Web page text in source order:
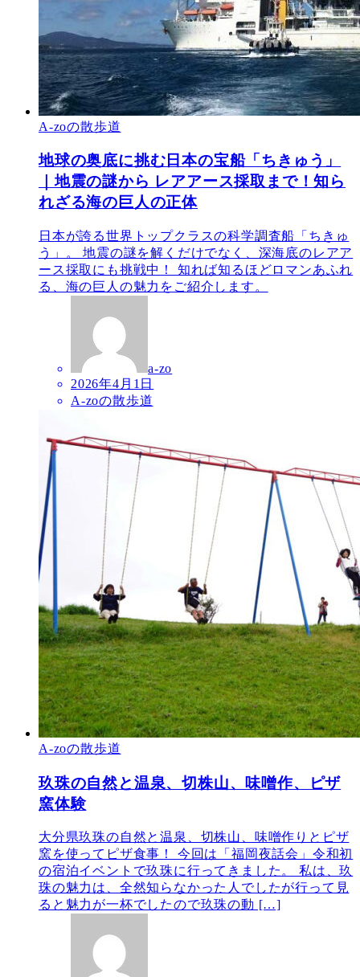
A-zoの散歩道
地球の奥底に挑む日本の宝船「ちきゅう」
｜地震の謎から レアアース採取まで！知ら
れざる海の巨人の正体
日本が誇る世界トップクラスの科学調査船「ちきゅ
う」。 地震の謎を解くだけでなく、深海底のレアア
ース採取にも挑戦中！ 知れば知るほどロマンあふれ
る、海の巨人の魅力をご紹介します。
a-zo
2026年4月1日
A-zoの散歩道
A-zoの散歩道
玖珠の自然と温泉、切株山、味噌作、ピザ
窯体験
大分県玖珠の自然と温泉、切株山、味噌作りとピザ
窯を使ってピザ食事！ 今回は「福岡夜話会」令和初
の宿泊イベントで玖珠に行ってきました。 私は、玖
珠の魅力は、全然知らなかった人でしたが行って見
ると魅力が一杯でしたので玖珠の動 […]